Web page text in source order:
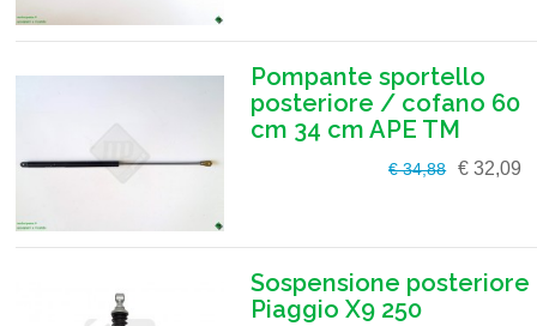
Pompante sportello
posteriore / cofano 60
cm 34 cm APE TM
€ 34,88 € 32,09
Sospensione posteriore
Piaggio X9 250